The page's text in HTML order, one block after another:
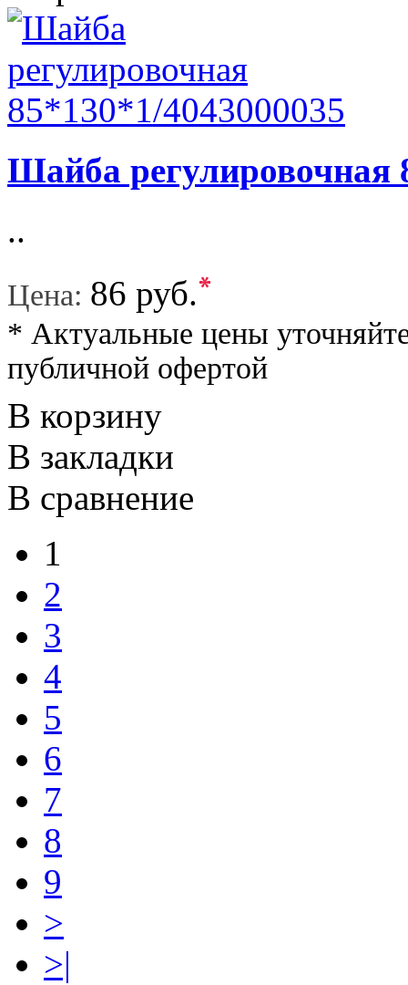
Шайба регулировочная
..
Цена: 86 руб.*
* Актуальные цены
публичной офертой
В корзину
В закладки
В сравнение
1
2
3
4
5
6
7
8
9
>
>|